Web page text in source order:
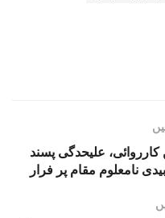
علیحدگی پسند
نامعلوم مقام پر فرار